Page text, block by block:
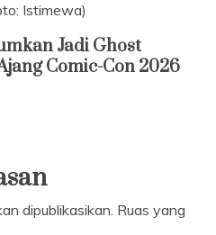
Istimewa)
Jadi Ghost
Comic-Con 2026
dipublikasikan. Ruas yang